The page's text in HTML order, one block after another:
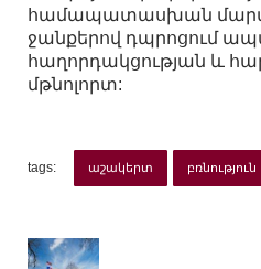
համապատասխան
ջանքերով դպրոցում
հաղորդակցության և
մթնոլորտ:
tags: աշակերտ բռնություն